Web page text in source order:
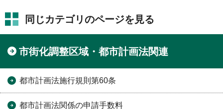
同じカテゴリのページを見る
市街化調整区域・都市計画法関連
都市計画法施行規則第60条
都市計画法関係の申請手数料